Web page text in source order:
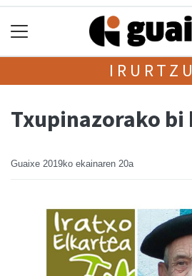
Txupinazorako bi
Guaixe 2019ko ekainaren 20a